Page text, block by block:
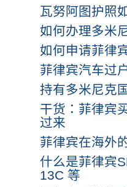
瓦努阿图护照
如何办理多米
如何申请菲律
菲律宾汽车过
持有多米尼克
干货：菲律宾
过来
菲律宾在海外
什么是菲律宾
13C 等